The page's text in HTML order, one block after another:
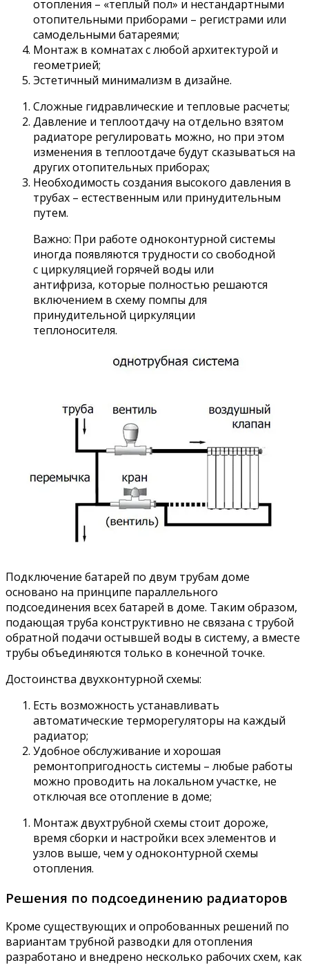
отопления – «теплый пол» и нестандартными
отопительными приборами – регистрами или
самодельными батареями;
Монтаж в комнатах с любой архитектурой и
геометрией;
Эстетичный минимализм в дизайне.
Сложные гидравлические и тепловые расчеты;
Давление и теплоотдачу на отдельно взятом
радиаторе регулировать можно, но при этом
изменения в теплоотдаче будут сказываться на
других отопительных приборах;
Необходимость создания высокого давления в
трубах – естественным или принудительным
путем.
Важно: При работе одноконтурной системы
иногда появляются трудности со свободной
с циркуляцией горячей воды или
антифриза, которые полностью решаются
включением в схему помпы для
принудительной циркуляции
теплоносителя.
Подключение батарей по двум трубам доме
основано на принципе параллельного
подсоединения всех батарей в доме. Таким образом,
подающая труба конструктивно не связана с трубой
обратной подачи остывшей воды в систему, а вместе
трубы объединяются только в конечной точке.
Достоинства двухконтурной схемы:
Есть возможность устанавливать
автоматические терморегуляторы на каждый
радиатор;
Удобное обслуживание и хорошая
ремонтопригодность системы – любые работы
можно проводить на локальном участке, не
отключая все отопление в доме;
Монтаж двухтрубной схемы стоит дороже,
время сборки и настройки всех элементов и
узлов выше, чем у одноконтурной схемы
отопления.
Решения по подсоединению радиаторов
Кроме существующих и опробованных решений по
вариантам трубной разводки для отопления
разработано и внедрено несколько рабочих схем, как